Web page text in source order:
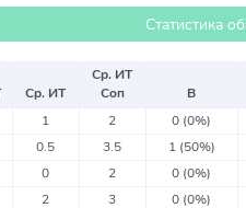
Статистика
Ср. ИТ
Ср. ИТ
Соп
В
1 2 0 (0%)
0.5 3.5 1 (50%)
0 2 0 (0%)
2 3 0 (0%)